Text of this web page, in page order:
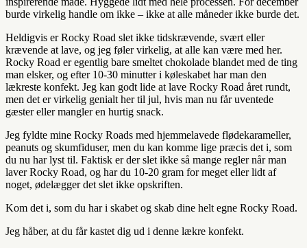
burde virkelig handle om ikke – ikke at alle måneder ikke burde det.
Heldigvis er Rocky Road slet ikke tidskrævende, svært eller
krævende at lave, og jeg føler virkelig, at alle kan være med her.
Rocky Road er egentlig bare smeltet chokolade blandet med de ting
man elsker, og efter 10-30 minutter i køleskabet har man den
lækreste konfekt. Jeg kan godt lide at lave Rocky Road året rundt,
men det er virkelig genialt her til jul, hvis man nu får uventede
gæster eller mangler en hurtig snack.
Jeg fyldte mine Rocky Roads med hjemmelavede flødekarameller,
peanuts og skumfiduser, men du kan komme lige præcis det i, som
du nu har lyst til. Faktisk er der slet ikke så mange regler når man
laver Rocky Road, og har du 10-20 gram for meget eller lidt af
noget, ødelægger det slet ikke opskriften.
Kom det i, som du har i skabet og skab dine helt egne Rocky Road.
Jeg håber, at du får kastet dig ud i denne lækre konfekt.